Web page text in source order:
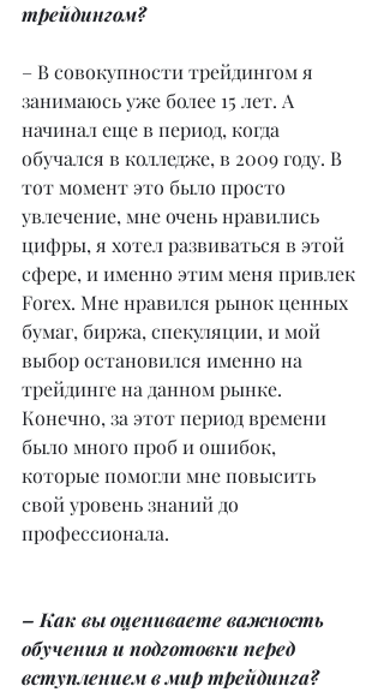
трейдингом?
– В совокупности трейдингом я
занимаюсь уже более 15 лет. А
начинал еще в период, когда
обучался в колледже, в 2009 году. В
тот момент это было просто
увлечение, мне очень нравились
цифры, я хотел развиваться в этой
сфере, и именно этим меня привлек
Forex. Мне нравился рынок ценных
бумаг, биржа, спекуляции, и мой
выбор остановился именно на
трейдинге на данном рынке.
Конечно, за этот период времени
было много проб и ошибок,
которые помогли мне повысить
свой уровень знаний до
профессионала.
– Как вы оцениваете важность
обучения и подготовки перед
вступлением в мир трейдинга?